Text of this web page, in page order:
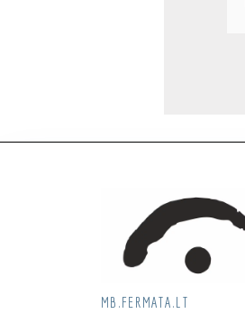
MB.FERMATA.LT